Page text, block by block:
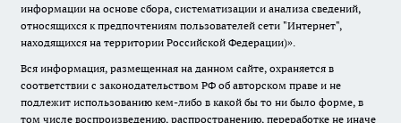
информации на основе сбора, систематизации и анализа сведений,
относящихся к предпочтениям пользователей сети "Интернет",
находящихся на территории Российской Федерации)».
Вся информация, размещенная на данном сайте, охраняется в
соответствии с законодательством РФ об авторском праве и не
подлежит использованию кем-либо в какой бы то ни было форме, в
том числе воспроизведению, распространению, переработке не иначе